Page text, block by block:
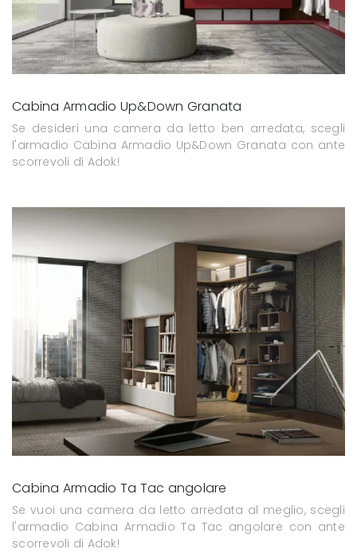
Cabina Armadio Up&Down Granata
Se desideri una camera da letto ben arredata, scegli
l'armadio Cabina Armadio Up&Down Granata con ante
scorrevoli di Adok!
Cabina Armadio Ta Tac angolare
Se vuoi una camera da letto arredata al meglio, scegli
l'armadio Cabina Armadio Ta Tac angolare con ante
scorrevoli di Adok!